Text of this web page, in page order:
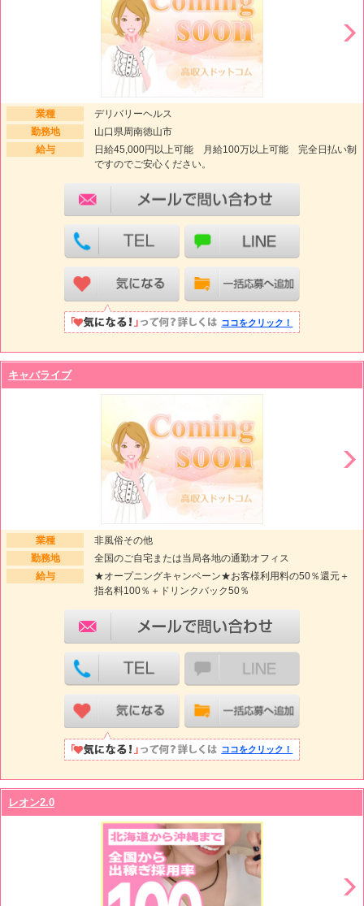
業種
デリバリーヘルス
勤務地
山口県周南徳山市
給与
日給45,000円以上可能 月給100万以上可能 完全日払い制
ですのでご安心ください。
ココをクリック！
キャバライブ
業種
非風俗その他
勤務地
全国のご自宅または当局各地の通勤オフィス
給与
★オープニングキャンペーン★お客様利用料の50％還元＋
指名料100％＋ドリンクバック50％
ココをクリック！
レオン2.0